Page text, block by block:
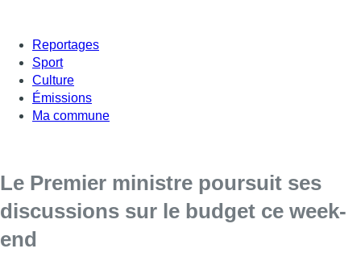
Reportages
Sport
Culture
Émissions
Ma commune
Le Premier ministre poursuit ses
discussions sur le budget ce week-
end